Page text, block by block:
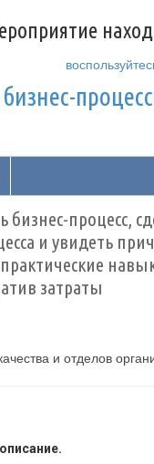
бизнес-
и увидеть
затраты
и отделов